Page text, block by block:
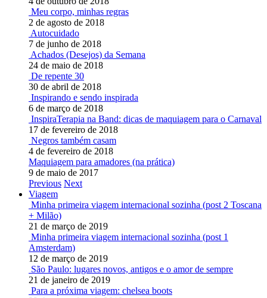
Meu corpo, minhas regras
2 de agosto de 2018
Autocuidado
7 de junho de 2018
Achados (Desejos) da Semana
24 de maio de 2018
De repente 30
30 de abril de 2018
Inspirando e sendo inspirada
6 de março de 2018
InspiraTerapia na Band: dicas de maquiagem para o Carnaval
17 de fevereiro de 2018
Negros também casam
4 de fevereiro de 2018
Maquiagem para amadores (na prática)
9 de maio de 2017
Previous Next
Viagem
Minha primeira viagem internacional sozinha (post 2 Toscana
+ Milão)
21 de março de 2019
Minha primeira viagem internacional sozinha (post 1
Amsterdam)
12 de março de 2019
São Paulo: lugares novos, antigos e o amor de sempre
21 de janeiro de 2019
Para a próxima viagem: chelsea boots